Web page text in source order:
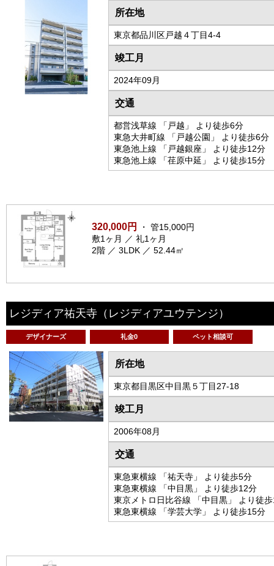
所在地
東京都品川区戸越４丁目4-4
竣工月
2024年09月
交通
都営浅草線 「戸越」 より徒歩6分
東急大井町線 「戸越公園」 より徒歩6分
東急池上線 「戸越銀座」 より徒歩12分
東急池上線 「荏原中延」 より徒歩15分
320,000円
・ 管15,000円
敷1ヶ月 ／ 礼1ヶ月
2階 ／ 3LDK ／ 52.44㎡
レジディア祐天寺 （レジディアユウテンジ）
デザイナーズ 礼金0 ペット相談可
所在地
東京都目黒区中目黒５丁目27-18
竣工月
2006年08月
交通
東急東横線 「祐天寺」 より徒歩5分
東急東横線 「中目黒」 より徒歩12分
東京メトロ日比谷線 「中目黒」 より徒
東急東横線 「学芸大学」 より徒歩15分